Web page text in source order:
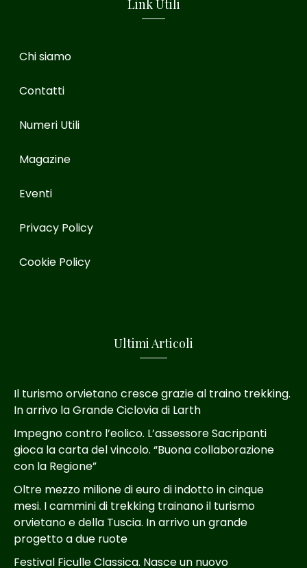
Link Utili
Chi siamo
Contatti
Numeri Utili
Magazine
Eventi
Privacy Policy
Cookie Policy
Ultimi Articoli
Il turismo orvietano cresce grazie al traino trekking.
In arrivo la Grande Ciclovia di Larth
Impegno contro l’eolico. L’assessore Sacripanti
gioca la carta del vincolo. “Buona collaborazione
con la Regione”
Oltre mezzo milione di euro di indotto in cinque
mesi. I cammini di trekking trainano il turismo
orvietano e della Tuscia. In arrivo un grande
progetto a due ruote
Festival Ficulle Classica. Nasce un nuovo